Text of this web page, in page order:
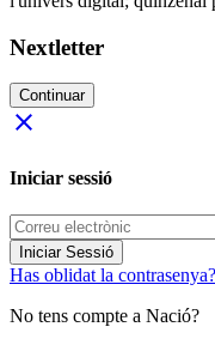
Nextletter
Continuar
close
Iniciar sessió
Iniciar Sessió
Has oblidat la contrasenya?
No tens compte a Nació?